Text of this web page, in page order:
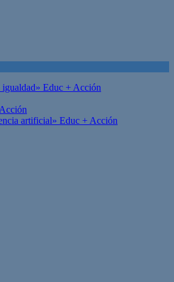
Educ + Acción
artificial» Educ + Acción